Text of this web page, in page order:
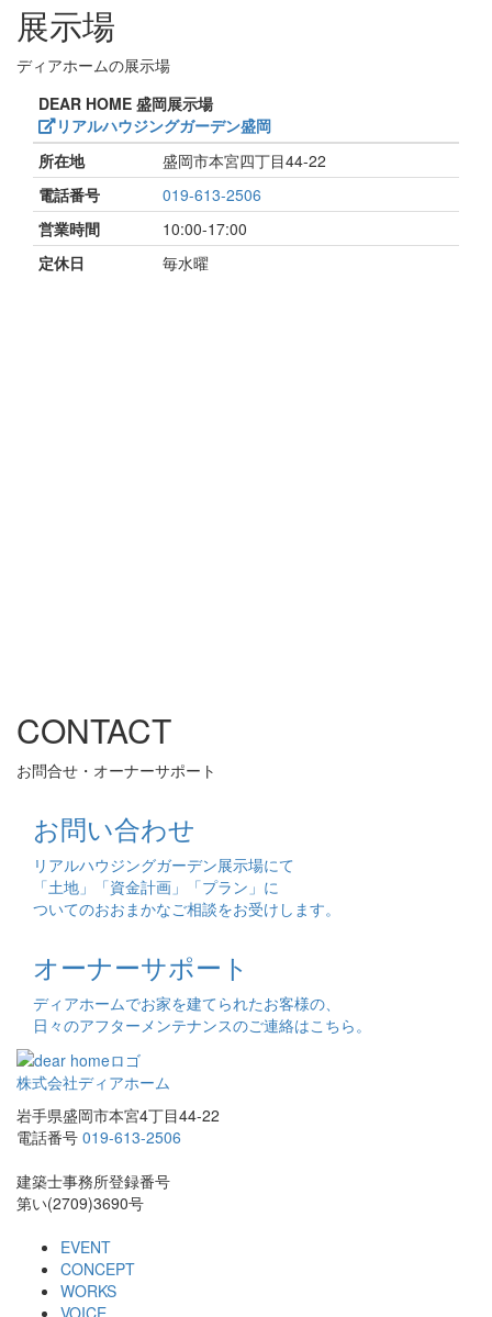
展示場
ディアホームの展示場
DEAR HOME 盛岡展示場
リアルハウジングガーデン盛岡
所在地
盛岡市本宮四丁目44-22
電話番号
019-613-2506
営業時間
10:00-17:00
定休日
毎水曜
CONTACT
お問合せ・オーナーサポート
お問い合わせ
リアルハウジングガーデン展示場にて
「土地」「資金計画」「プラン」に
ついてのおおまかなご相談をお受けします。
オーナーサポート
ディアホームでお家を建てられたお客様の、
日々のアフターメンテナンスのご連絡はこちら。
株式会社ディアホーム
岩手県盛岡市本宮4丁目44-22
電話番号 019-613-2506
建築士事務所登録番号
第い(2709)3690号
EVENT
CONCEPT
WORKS